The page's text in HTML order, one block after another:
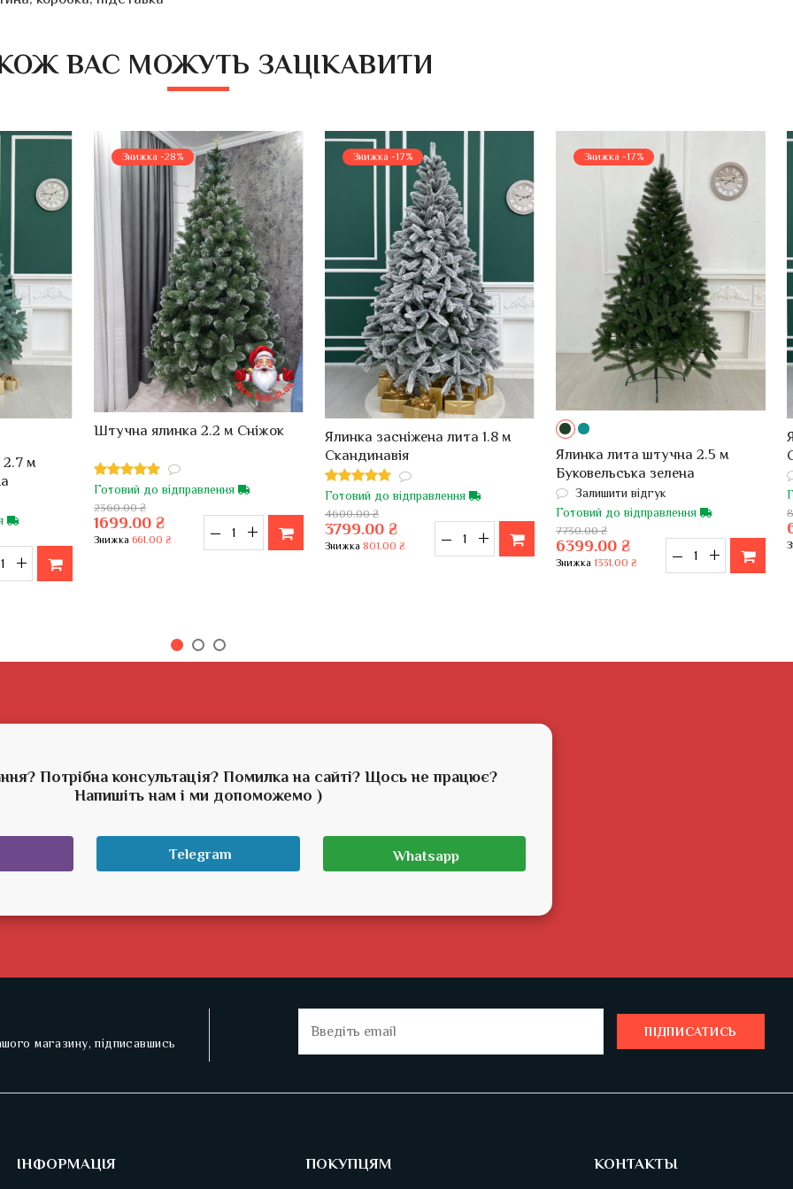
ВАС МОЖУТЬ ЗАЦІКАВИТИ
2.7 м
+
Знижка -28%
Штучна ялинка 2.2 м Сніжок
Готовий до відправлення
1699.00 ₴
2360.00 ₴
Знижка 661.00 ₴ – +
Знижка -17%
Ялинка засніжена лита 1.8 м
Скандинавія
Готовий до відправлення
3799.00 ₴
4600.00 ₴
Знижка 801.00 ₴ – +
Знижка -17%
Ялинка лита штучна 2.5 м
Буковельська зелена
Залишити відгук
Готовий до відправлення
6399.00 ₴
7730.00 ₴
Знижка 1331.00 ₴ – +
Потрібна консультація? Помилка на сайті? Щось не працює?
Напишіть нам і ми допоможемо )
Telegram Whatsapp
магазину, підписавшись
ПІДПИСАТИСЬ
ІНФОРМАЦІЯ ПОКУПЦЯМ КОНТАКТЫ